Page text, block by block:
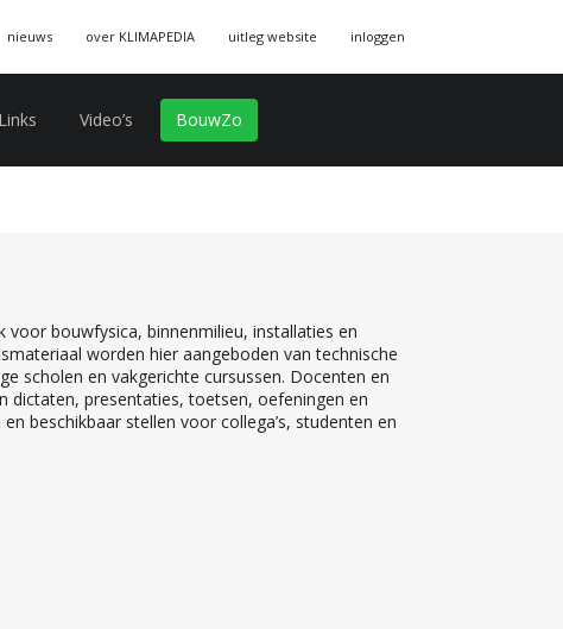
nieuws over KLIMAPEDIA uitleg website inloggen
Links Video’s BouwZo
voor bouwfysica, binnenmilieu, installaties en
worden hier aangeboden van technische
scholen en vakgerichte cursussen. Docenten en
dictaten, presentaties, toetsen, oefeningen en
beschikbaar stellen voor collega’s, studenten en